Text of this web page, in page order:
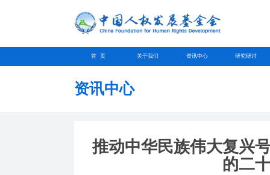
首 页 关于我们 资讯中心 研究研讨
资讯中心
推动中华民族伟大复兴
的二